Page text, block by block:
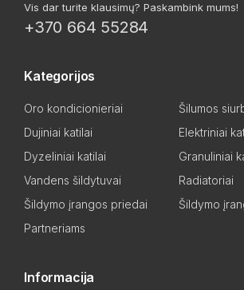
Vis dar turite klausimų? Paskambink mums!
+370 664 55284
Kategorijos
Oro kondicionieriai
Šilumos
Dujiniai katilai
Elektriniai
Dyzeliniai katilai
Granuliniai
Vandens šildytuvai
Radiatoriai
Šildymo įrangos priedai
Šildymo
Partneriams
Informacija